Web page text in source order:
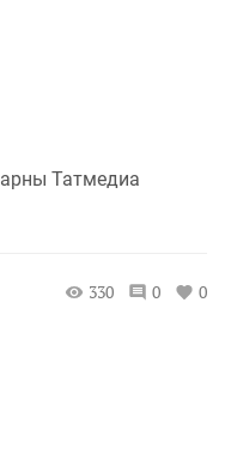
Татмедиа
330 0 0